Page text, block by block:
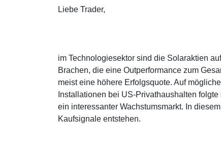
Liebe Trader,
im Technologiesektor sind die Solaraktien
Brachen, die eine Outperformance zum
meist eine höhere Erfolgsquote. Auf
Installationen bei US-Privathaushalten
ein interessanter Wachstumsmarkt. In
Kaufsignale entstehen.